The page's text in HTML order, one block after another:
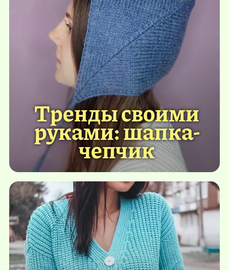
Тренды своими
руками: шапка-
чепчик